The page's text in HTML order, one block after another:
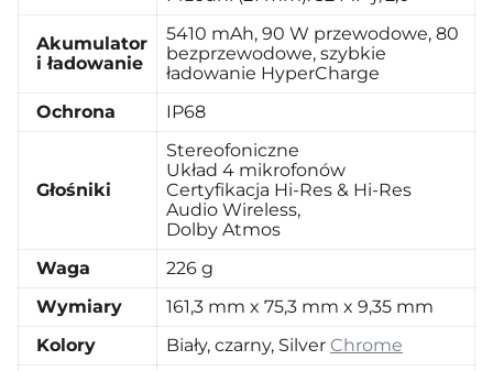
Akumulator
i ładowanie
5410 mAh, 90 W przewodowe, 80
bezprzewodowe, szybkie
ładowanie HyperCharge
Ochrona
IP68
Głośniki
Stereofoniczne
Układ 4 mikrofonów
Certyfikacja Hi-Res & Hi-Res
Audio Wireless,
Dolby Atmos
Waga
226 g
Wymiary
161,3 mm x 75,3 mm x 9,35 mm
Kolory
Biały, czarny, Silver Chrome